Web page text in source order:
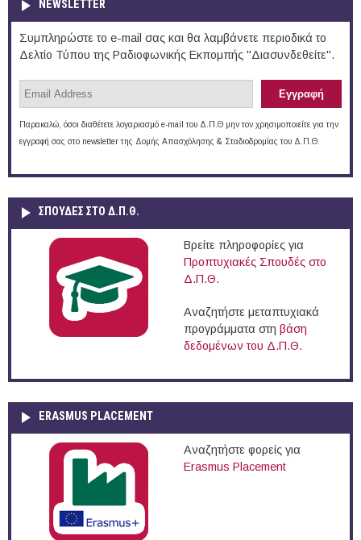
NEWSLETTER
Συμπληρώστε το e-mail σας και θα λαμβάνετε περιοδικά το
Δελτίο Τύπου της Ραδιοφωνικής Εκπομπής "Διασυνδεθείτε".
Παρακαλώ, όσοι διαθέτετε λογαριασμό e-mail του Δ.Π.Θ μην τον χρησιμοποιείτε για την
εγγραφή σας στο newsletter της Δομής Απασχόλησης & Σταδιοδρομίας του Δ.Π.Θ.
ΣΠΟΥΔΈΣ ΣΤΟ Δ.Π.Θ.
Βρείτε πληροφορίες για
Προπτυχιακές Σπουδές στο
Δ.Π.Θ.
Αναζητήστε μεταπτυχιακά
προγράμματα στη βάση
δεδομένων του Δ.Π.Θ.
ERASMUS PLACEMENT
Αναζητήστε φορείς για
Erasmus Placement